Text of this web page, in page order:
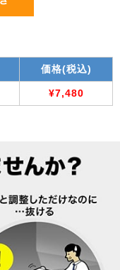
価格(税込)
¥7,480